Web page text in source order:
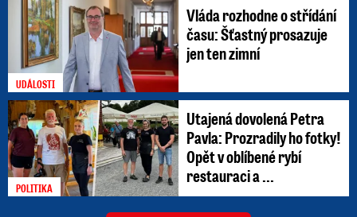
UDÁLOSTI
Vláda rozhodne o střídání
času: Šťastný prosazuje
jen ten zimní
POLITIKA
Utajená dovolená Petra
Pavla: Prozradily ho fotky!
Opět v oblíbené rybí
restauraci a ...